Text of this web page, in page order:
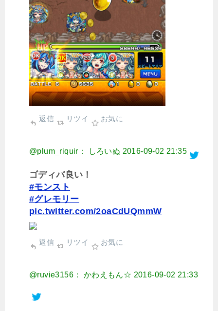
返信 リツイ お気に
@plum_riquir： しろいぬ 2016-09-02 21:35
ゴディバ良い！
#モンスト
#グレモリー
pic.twitter.com/2oaCdUQmmW
返信 リツイ お気に
@ruvie3156： かわえもん☆ 2016-09-02 21:33